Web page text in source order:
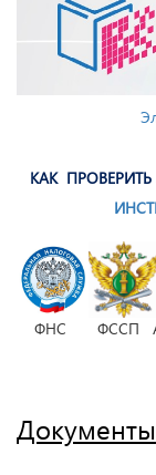
КАК
ФНС ФССП
Документы